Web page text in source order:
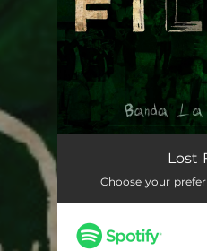
Me Meti En El
El Cosalteco / La
El Del Ice
Lost
Choose your